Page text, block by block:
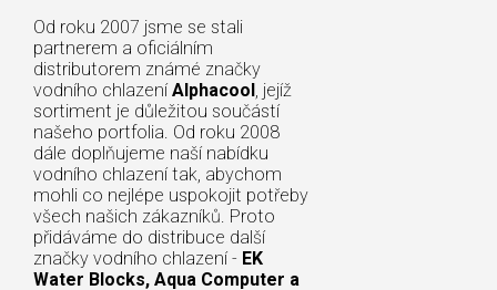
Od roku 2007 jsme se stali
partnerem a oficiálním
distributorem známé značky
vodního chlazení Alphacool, jejíž
sortiment je důležitou součástí
našeho portfolia. Od roku 2008
dále doplňujeme naší nabídku
vodního chlazení tak, abychom
mohli co nejlépe uspokojit potřeby
všech našich zákazníků. Proto
přidáváme do distribuce další
značky vodního chlazení - EK
Water Blocks, Aqua Computer a